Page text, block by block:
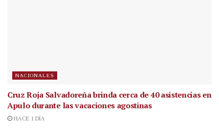
NACIONALES
Cruz Roja Salvadoreña brinda cerca de 40 asistencias en
Apulo durante las vacaciones agostinas
HACE 1 DÍA